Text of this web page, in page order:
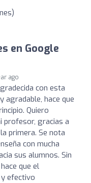
en Google
ago
con esta
agradable, hace que
Quiero
profesor, gracias a
primera. Se nota
con mucha
sus alumnos. Sin
que el
efectivo